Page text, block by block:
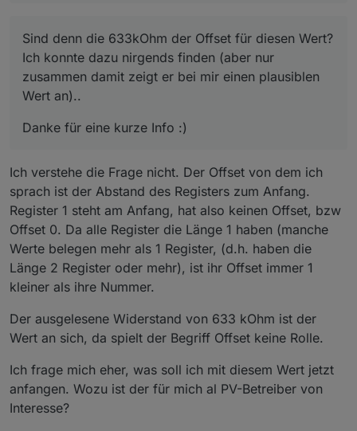
Sind denn die 633kOhm der Offset für diesen Wert?
Ich konnte dazu nirgends finden (aber nur
zusammen damit zeigt er bei mir einen plausiblen
Wert an)..
Danke für eine kurze Info :)
Ich verstehe die Frage nicht. Der Offset von dem ich
sprach ist der Abstand des Registers zum Anfang.
Register 1 steht am Anfang, hat also keinen Offset, bzw
Offset 0. Da alle Register die Länge 1 haben (manche
Werte belegen mehr als 1 Register, (d.h. haben die
Länge 2 Register oder mehr), ist ihr Offset immer 1
kleiner als ihre Nummer.
Der ausgelesene Widerstand von 633 kOhm ist der
Wert an sich, da spielt der Begriff Offset keine Rolle.
Ich frage mich eher, was soll ich mit diesem Wert jetzt
anfangen. Wozu ist der für mich al PV-Betreiber von
Interesse?